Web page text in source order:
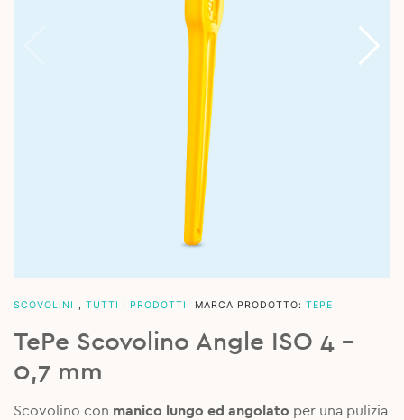
SCOVOLINI , TUTTI I PRODOTTI MARCA PRODOTTO: TEPE
TePe Scovolino Angle ISO 4 –
0,7 mm
Scovolino con manico lungo ed angolato per una pulizia